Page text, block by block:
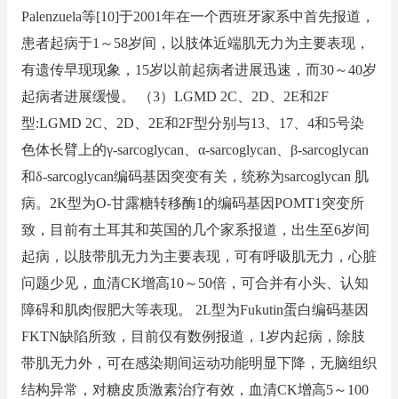
Palenzuela等[10]于2001年在一个西班牙家系中首先报道，
患者起病于1～58岁间，以肢体近端肌无力为主要表现，
有遗传早现现象，15岁以前起病者进展迅速，而30～40岁
起病者进展缓慢。 （3）LGMD 2C、2D、2E和2F
型:LGMD 2C、2D、2E和2F型分别与13、17、4和5号染
色体长臂上的γ-sarcoglycan、α-sarcoglycan、β-sarcoglycan
和δ-sarcoglycan编码基因突变有关，统称为sarcoglycan 肌
病。2K型为O-甘露糖转移酶1的编码基因POMT1突变所
致，目前有土耳其和英国的几个家系报道，出生至6岁间
起病，以肢带肌无力为主要表现，可有呼吸肌无力，心脏
问题少见，血清CK增高10～50倍，可合并有小头、认知
障碍和肌肉假肥大等表现。 2L型为Fukutin蛋白编码基因
FKTN缺陷所致，目前仅有数例报道，1岁内起病，除肢
带肌无力外，可在感染期间运动功能明显下降，无脑组织
结构异常，对糖皮质激素治疗有效，血清CK增高5～100